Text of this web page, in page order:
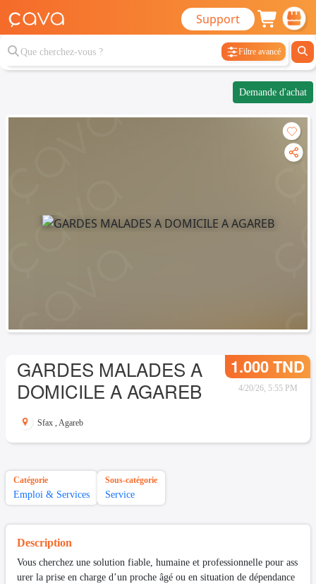
Support
Filtre avancé
Demande d'achat
GARDES MALADES A
DOMICILE A AGAREB
1.000 TND
4/20/26, 5:55 PM
Sfax , Agareb
Catégorie
Emploi & Services
Sous-catégorie
Service
Description
Vous cherchez une solution fiable, humaine et professionnelle pour ass
urer la prise en charge d’un proche âgé ou en situation de dépendance